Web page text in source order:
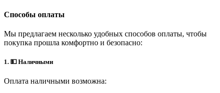
Способы оплаты
Мы предлагаем несколько удобных способов оплаты, чтобы
покупка прошла комфортно и безопасно:
1. 💵 Наличными
Оплата наличными возможна: